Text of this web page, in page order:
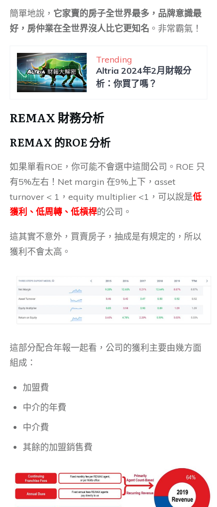
簡單地說， 它家賣的房子全世界最多，品牌意識最
好，房仲業在全世界沒人比它更知名 。非常霸氣！
Trending
Altria 2024年2月財報分
析：你買了嗎？
REMAX 財務分析
REMAX 的ROE 分析
如果單看ROE，你可能不會選中這間公司。ROE 只
有5%左右！Net margin 在9%上下，asset
turnover < 1，equity multiplier <1，可以說是低
獲利、低周轉、低槓桿的公司。
這其實不意外，買賣房子，抽成是有規定的，所以
獲利不會太高。
這部分配合年報一起看，公司的獲利主要由幾方面
組成：
加盟費
中介的年費
中介費
其餘的加盟銷售費